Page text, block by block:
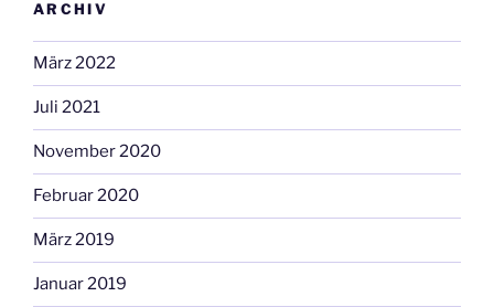
ARCHIV
März 2022
Juli 2021
November 2020
Februar 2020
März 2019
Januar 2019